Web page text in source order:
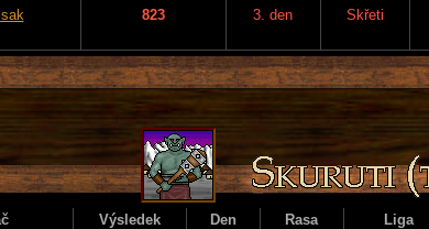
823 3. den Skřeti
Výsledek Den Rasa Liga